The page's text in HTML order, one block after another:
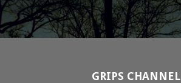
GRIPS CHANNEL